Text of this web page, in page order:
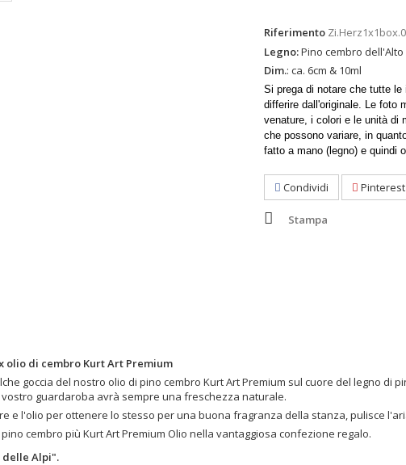
Riferimento
Legno:Pino cembro dell'Alto
Dim.: ca. 6cm & 10ml
Si prega di notare che tutte
differire dall'originale. Le foto
venature, i colori e le unità di
che possono variare, in
fatto a mano (legno) e quindi
Condividi Pinterest
Stampa
olio di cembro Kurt Art Premium
goccia del nostro olio di pino cembro Kurt Art Premium sul cuore del legno di
guardaroba avrà sempre una freschezza naturale.
e l'olio per ottenere lo stesso per una buona fragranza della stanza, pulisce
cembro più Kurt Art Premium Olio nella vantaggiosa confezione regalo.
delle Alpi".